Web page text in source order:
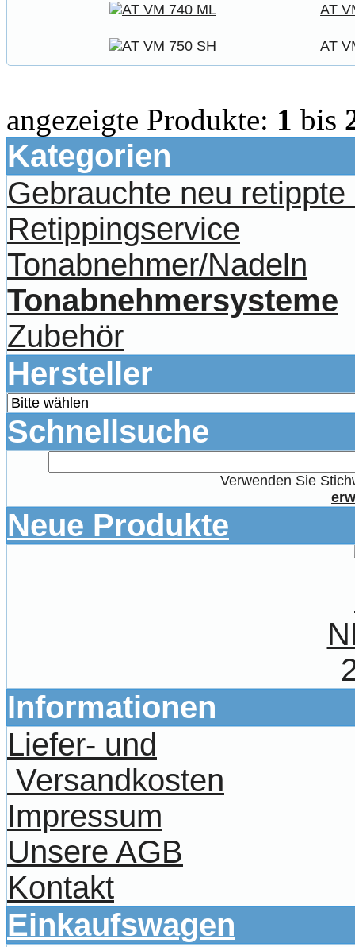
AT
AT
angezeigte Produkte: 1 bis
Kategorien
Gebrauchte neu
Retippingservice
Tonabnehmer/Nadeln
Tonabnehmersysteme
Zubehör
Hersteller
Schnellsuche
Verwenden Sie
Neue Produkte
Informationen
Liefer- und
Versandkosten
Impressum
Unsere AGB
Kontakt
Einkaufswagen